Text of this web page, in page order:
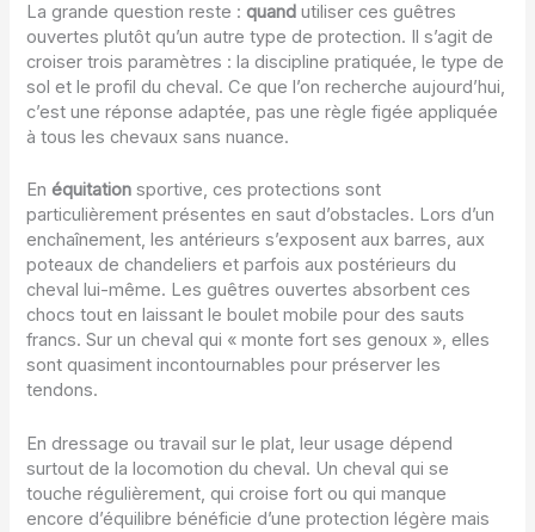
La grande question reste :quand utiliser ces guêtres
ouvertes plutôt qu’un autre type de protection. Il s’agit de
croiser trois paramètres : la discipline pratiquée, le type de
sol et le profil du cheval. Ce que l’on recherche aujourd’hui,
c’est une réponse adaptée, pas une règle figée appliquée
à tous les chevaux sans nuance.
Enéquitation sportive, ces protections sont
particulièrement présentes en saut d’obstacles. Lors d’un
enchaînement, les antérieurs s’exposent aux barres, aux
poteaux de chandeliers et parfois aux postérieurs du
cheval lui-même. Les guêtres ouvertes absorbent ces
chocs tout en laissant le boulet mobile pour des sauts
francs. Sur un cheval qui « monte fort ses genoux », elles
sont quasiment incontournables pour préserver les
tendons.
En dressage ou travail sur le plat, leur usage dépend
surtout de la locomotion du cheval. Un cheval qui se
touche régulièrement, qui croise fort ou qui manque
encore d’équilibre bénéficie d’une protection légère mais